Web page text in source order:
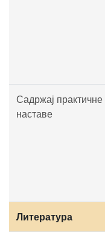
Садржај практичне
наставе
Литература